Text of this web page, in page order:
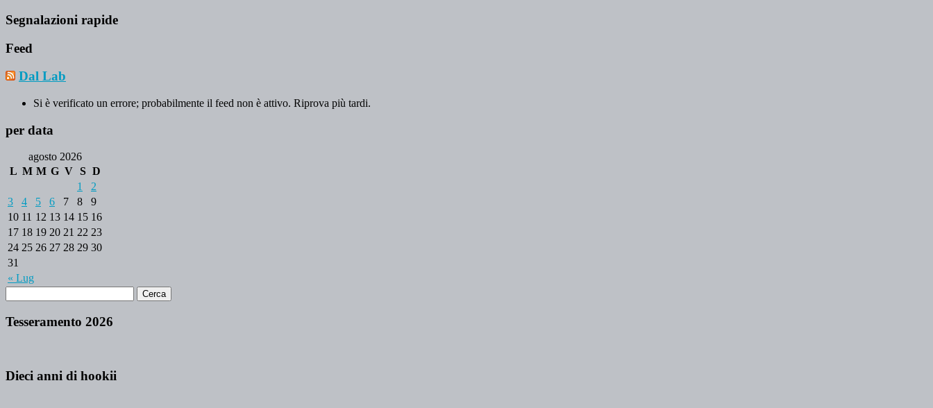
Segnalazioni rapide
Feed
Dal Lab
Si è verificato un errore; probabilmente il feed non è attivo. Riprova più tardi.
per data
agosto 2026
L M M G V S D
« Lug
1
2
3
4 5 6 7 8
9
10 11 12 13 14 15 16
17 18 19 20 21 22 23
24 25 26 27 28 29 30
31
Tesseramento 2026
Dieci anni di hookii